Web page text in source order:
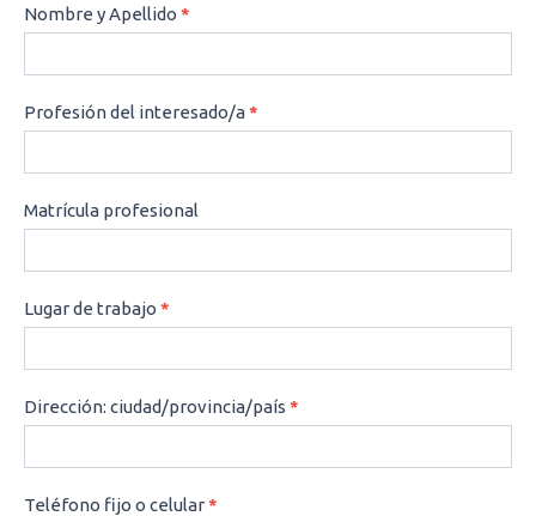
CONSULTAS
Nombre y Apellido *
Profesión del interesado/a*
Matrícula profesional
Lugar de trabajo *
Dirección: ciudad/provincia/país *
Teléfono fijo o celular*